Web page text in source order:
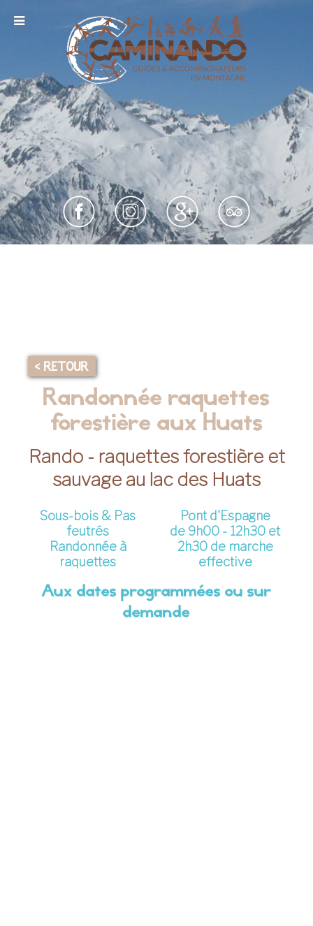
< RETOUR
Randonnée raquettes
forestière aux Huats
Rando - raquettes forestière et
sauvage au lac des Huats
Sous-bois & Pas
feutrés
Randonnée à
raquettes
Pont d'Espagne
de 9h00 - 12h30 et
2h30 de marche
effective
Aux dates programmées ou sur
demande